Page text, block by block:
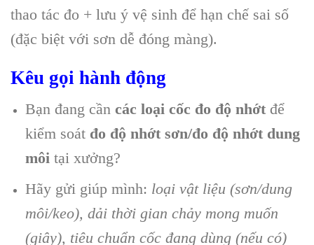
thao tác đo + lưu ý vệ sinh để hạn chế sai số
(đặc biệt với sơn dễ đóng màng).
Kêu gọi hành động
Bạn đang cần các loại cốc đo độ nhớtđể
kiểm soát đo độ nhớt sơn/đo độ nhớt dung
môi tại xưởng?
Hãy gửi giúp mình: loại vật liệu (sơn/dung
môi/keo), dải thời gian chảy mong muốn
(giây), tiêu chuẩn cốc đang dùng (nếu có)